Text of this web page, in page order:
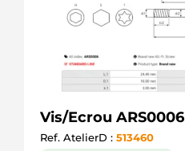
Vis/Ecrou ARS0006
Ref. AtelierD : 513460